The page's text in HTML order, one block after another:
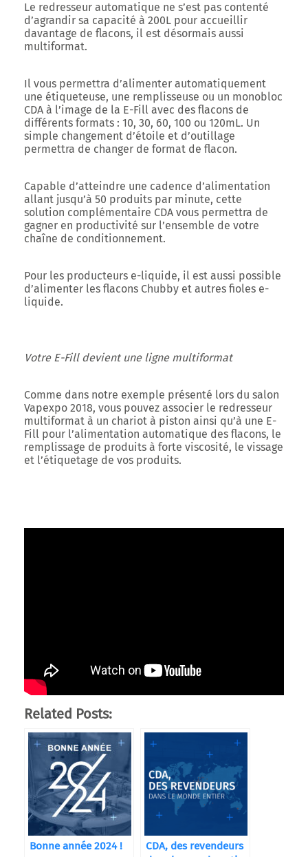
Le redresseur automatique ne s’est pas contenté
d’agrandir sa capacité à 200L pour accueillir
davantage de flacons, il est désormais aussi
multiformat.
Il vous permettra d’alimenter automatiquement
une étiqueteuse, une remplisseuse ou un monobloc
CDA à l’image de la E-Fill avec des flacons de
différents formats : 10, 30, 60, 100 ou 120mL. Un
simple changement d’étoile et d’outillage
permettra de changer de format de flacon.
Capable d’atteindre une cadence d’alimentation
allant jusqu’à 50 produits par minute, cette
solution complémentaire CDA vous permettra de
gagner en productivité sur l’ensemble de votre
chaîne de conditionnement.
Pour les producteurs e-liquide, il est aussi possible
d’alimenter les flacons Chubby et autres fioles e-
liquide.
Votre E-Fill devient une ligne multiformat
Comme dans notre exemple présenté lors du salon
Vapexpo 2018, vous pouvez associer le redresseur
multiformat à un chariot à piston ainsi qu’à une E-
Fill pour l’alimentation automatique des flacons, le
remplissage de produits à forte viscosité, le vissage
et l’étiquetage de vos produits.
Related Posts:
Bonne année 2024 !
CDA, des revendeurs